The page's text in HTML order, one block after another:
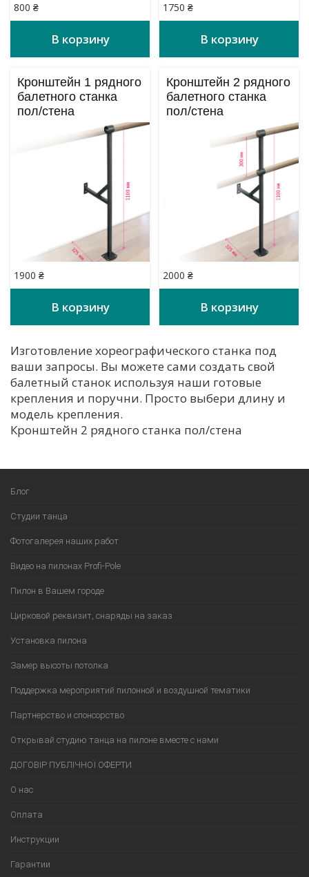
800 ₴
В корзину
1750 ₴
В корзину
Кронштейн 1 рядного
балетного станка
пол/стена
1900 ₴
В корзину
Кронштейн 2 рядного
балетного станка
пол/стена
2000 ₴
В корзину
Изготовление хореографического станка под
ваши запросы. Вы можете сами создать свой
балетный станок используя наши готовые
крепления и поручни. Просто выбери длину и
модель крепления.
Кронштейн 2 рядного станка пол/стена
Блог
Студии танца
Фотогалерея наших работ
Видео на пилонах Profi-Pole
Пилон в Вашем городе
Цирковой реквизит, снаряды на заказ
Установка пилона
Замер высоты потолка
Поддержка мероприятий пилонной и воздушной тематики
Партнерство и спонсорство
Открывай студию танца на пилоне вместе с нами
ДОГОВІР ПУБЛІЧНОЇ ОФЕРТИ
О нас
Оплата
Инструкции
Гарантии